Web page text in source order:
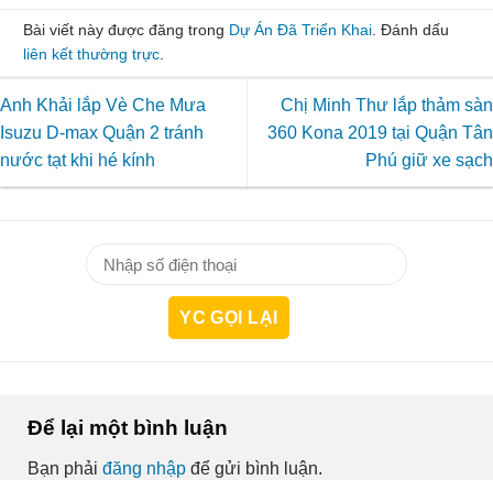
Bài viết này được đăng trong Dự Án Đã Triển Khai. Đánh dấu
liên kết thường trực.
Anh Khải lắp Vè Che Mưa
Isuzu D-max Quận 2 tránh
nước tạt khi hé kính
Chị Minh Thư lắp thảm sàn
360 Kona 2019 tại Quận Tân
Phú giữ xe sạch
Để lại một bình luận
Bạn phải đăng nhập để gửi bình luận.